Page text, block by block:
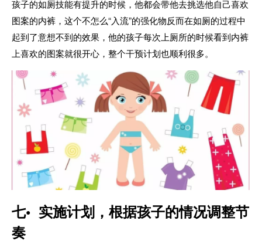
孩子的如厕技能有提升的时候，他都会带他去挑选他自己喜欢
图案的内裤，这个不怎么“入流”的强化物反而在如厕的过程中
起到了意想不到的效果，他的孩子每次上厕所的时候看到内裤
上喜欢的图案就很开心，整个干预计划也顺利很多。
七• 实施计划，根据孩子的情况调整节
奏